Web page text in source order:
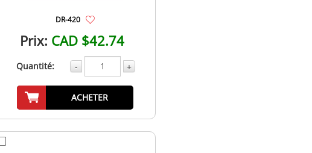
DR-420
Prix: CAD $42.74
Quantité: - +
ACHETER